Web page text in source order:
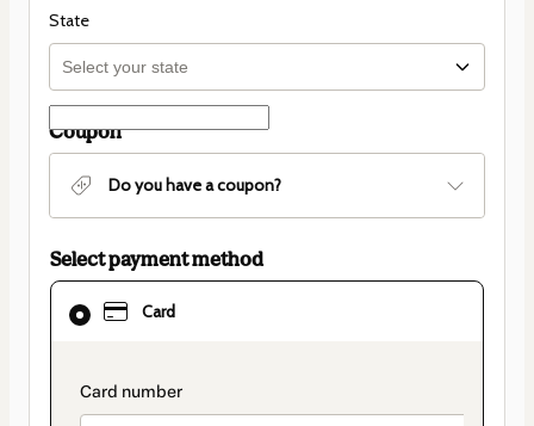
State
Coupon
Do you have a coupon?
Select payment method
Card
payment_data.section_title_v2
Card
selected
method